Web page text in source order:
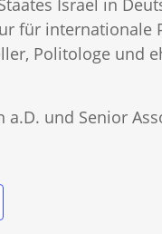
für
Politologe und
und Senior